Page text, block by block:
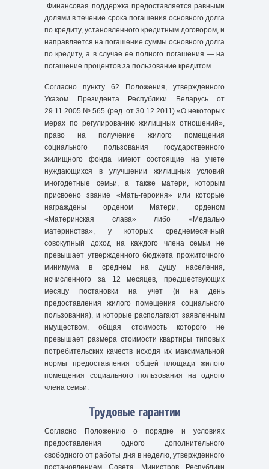
Финансовая поддержка предоставляется равными
долями в течение срока погашения основного долга
по кредиту, установленного кредитным договором, и
направляется на погашение суммы основного долга
по кредиту, а в случае ее полного погашения — на
погашение процентов за пользование кредитом.
Согласно пункту 62 Положения, утвержденного
Указом Президента Республики Беларусь от
29.11.2005 № 565 (ред. от 30.12.2011) «О некоторых
мерах по регулированию жилищных отношений»,
право на получение жилого помещения
социального пользования государственного
жилищного фонда имеют состоящие на учете
нуждающихся в улучшении жилищных условий
многодетные семьи, а также матери, которым
присвоено звание «Мать-героиня» или которые
награждены орденом Матери, орденом
«Материнская слава» либо «Медалью
материнства», у которых среднемесячный
совокупный доход на каждого члена семьи не
превышает утвержденного бюджета прожиточного
минимума в среднем на душу населения,
исчисленного за 12 месяцев, предшествующих
месяцу постановки на учет (и на день
предоставления жилого помещения социального
пользования), и которые располагают заявленным
имуществом, общая стоимость которого не
превышает размера стоимости квартиры типовых
потребительских качеств исходя их максимальной
нормы предоставления общей площади жилого
помещения социального пользования на одного
члена семьи.
Трудовые гарантии
Согласно Положению о порядке и условиях
предоставления одного дополнительного
свободного от работы дня в неделю, утвержденного
постановлением Совета Министров Республики